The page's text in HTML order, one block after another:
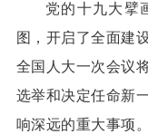
党的十九大擘
图，开启了全面建
全国人大一次会议
选举和决定任命新
响深远的重大事项